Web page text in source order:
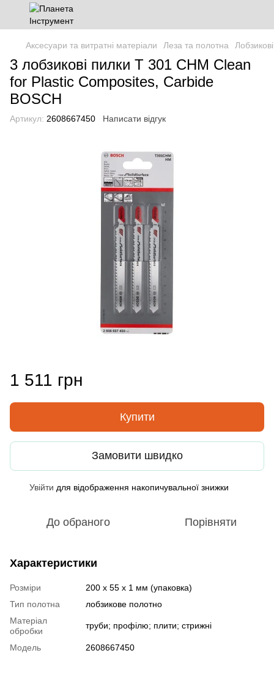
Аксесуари та витратні матеріали Леза та полотна
3 лобзикові пилки T 301 CHM Clean
for Plastic Composites, Carbide
BOSCH
Артикул: 2608667450 Написати відгук
1 511 грн
Купити
Замовити швидко
Увійти для відображення накопичувальної знижки
До обраного Порівняти
Характеристики
Розміри
200 x 55 x 1 мм (упаковка)
Тип полотна
лобзикове полотно
Матеріал
обробки
труби; профілю; плити; стрижні
Модель 2608667450